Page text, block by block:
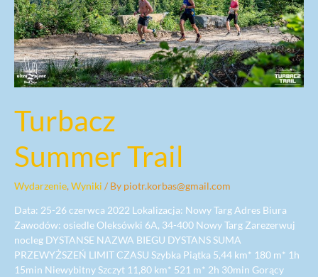
Turbacz
Summer Trail
Wydarzenie,Wyniki / By piotr.korbas@gmail.com
Data: 25-26 czerwca 2022 Lokalizacja: Nowy Targ Adres Biura
Zawodów: osiedle Oleksówki 6A, 34-400 Nowy Targ Zarezerwuj
nocleg DYSTANSE NAZWA BIEGU DYSTANS SUMA
PRZEWYŻSZEŃ LIMIT CZASU Szybka Piątka 5,44 km* 180 m* 1h
15min Niewybitny Szczyt 11,80 km* 521 m* 2h 30min Gorący